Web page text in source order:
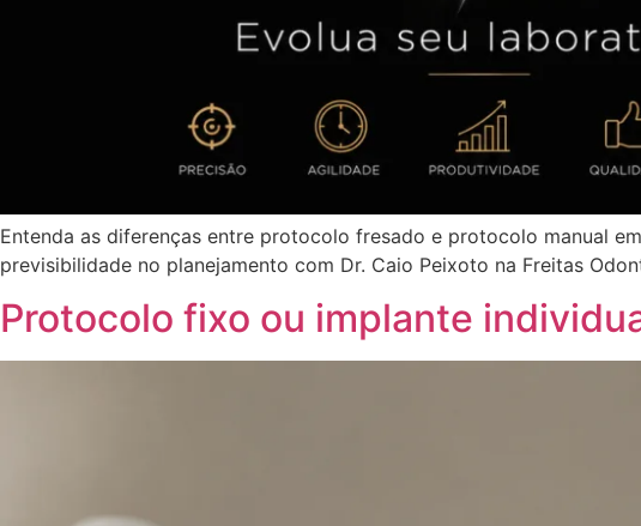
Entenda as diferenças entre protocolo fresado e protocolo manual
previsibilidade no planejamento com Dr. Caio Peixoto na Freitas
Protocolo fixo ou implante